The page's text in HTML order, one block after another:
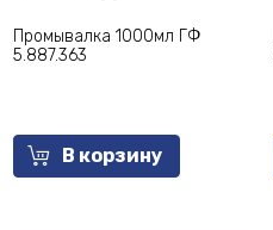
Промывалка 1000мл ГФ
5.887.363
В корзину